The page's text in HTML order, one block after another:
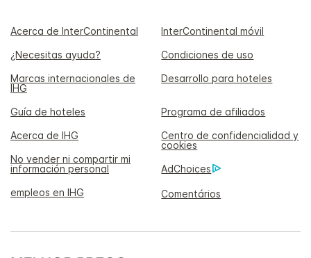
Acerca de InterContinental
InterContinental móvil
¿Necesitas ayuda?
Condiciones de uso
Marcas internacionales de
IHG
Desarrollo para hoteles
Guía de hoteles
Programa de afiliados
Acerca de IHG
Centro de confidencialidad y
cookies
No vender ni compartir mi
información personal
AdChoices
empleos en IHG
Comentários